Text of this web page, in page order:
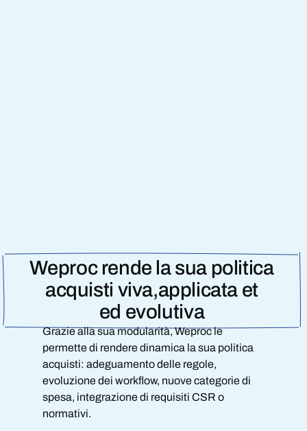
Weproc rende la sua politica
acquisti viva,applicata et
ed evolutiva
Grazie alla sua modularità, Weproc le
permette di rendere dinamica la sua politica
acquisti: adeguamento delle regole,
evoluzione dei workflow, nuove categorie di
spesa, integrazione di requisiti CSR o
normativi.